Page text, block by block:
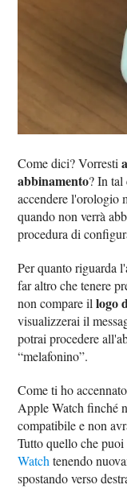
Come dici? Vorresti
abbinamento? In tal
accendere l'orologio
quando non verrà
procedura di
Per quanto riguarda
far altro che tenere
non compare illogo
visualizzerai il
potrai procedere
“melafonino”.
Come ti ho
Apple Watch finché
compatibile e non
Tutto quello che
Watch tenendo
spostando verso